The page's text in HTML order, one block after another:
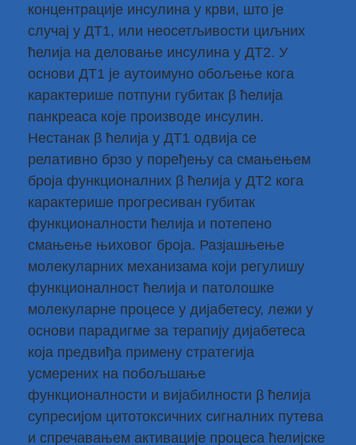
концентрације инсулина у крви, што је
случај у ДТ1, или неосетљивости циљних
ћелија на деловање инсулина у ДТ2. У
основи ДТ1 је аутоимуно обољење кога
карактерише потпуни губитак β ћелија
панкреаса које производе инсулин.
Нестанак β ћелија у ДТ1 одвија се
релативно брзо у поређењу са смањењем
броја функционалних β ћелија у ДТ2 кога
карактерише прогресиван губитак
функционалности ћелија и потепено
смањење њиховог броја. Разјашњење
молекуларних механизама који регулишу
функционалност ћелија и патолошке
молекуларне процесе у дијабетесу, лежи у
основи парадигме за терапију дијабетеса
која предвиђа примену стратегија
усмерених на побољшање
функционалности и вијабилности β ћелија
супресијом цитотоксичних сигналних путева
и спречавањем активације процеса ћелијске